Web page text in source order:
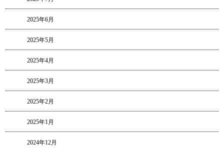
2025年6月
2025年5月
2025年4月
2025年3月
2025年2月
2025年1月
2024年12月